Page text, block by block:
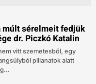
múlt sérelmeit fedjük
dr. Piczkó Katalin
vitt szemetesből, egy
pillanatok alatt